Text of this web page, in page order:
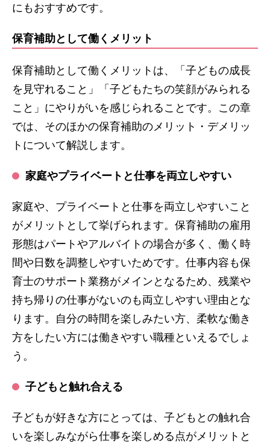
にもおすすめです。
保育補助として働くメリット
保育補助として働くメリットは、「子どもの成長
を見守れること」「子どもたちの笑顔がみられる
こと」にやりがいを感じられることです。この章
では、そのほかの保育補助のメリット・デメリッ
トについて解説します。
家庭やプライベートと仕事を両立しやすい
家庭や、プライベートと仕事を両立しやすいこと
がメリットとして挙げられます。保育補助の雇用
形態はパートやアルバイトの場合が多く、働く時
間や日数を調整しやすいためです。仕事内容も保
育士のサポート業務がメインとなるため、残業や
持ち帰りの仕事がないのも両立しやすい理由とな
ります。自分の時間を楽しみたい方、柔軟な働き
方をしたい方には働きやすい職種といえるでしょ
う。
子どもと触れ合える
子どもが好きな方にとっては、子どもとの触れ合
いを楽しみながら仕事を楽しめる点がメリットと